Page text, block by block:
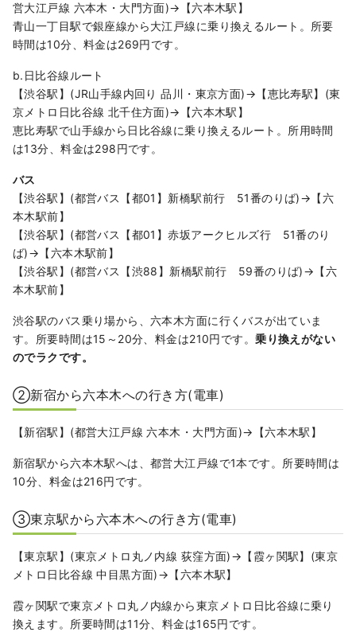
営大江戸線 六本木・大門方面)→【六本木駅】
青山一丁目駅で銀座線から大江戸線に乗り換えるルート。所要
時間は10分、料金は269円です。
b.日比谷線ルート
【渋谷駅】(JR山手線内回り 品川・東京方面)→【恵比寿駅】(東
京メトロ日比谷線 北千住方面)→【六本木駅】
恵比寿駅で山手線から日比谷線に乗り換えるルート。所用時間
は13分、料金は298円です。
バス
【渋谷駅】(都営バス【都01】新橋駅前行 51番のりば)→【六
本木駅前】
【渋谷駅】(都営バス【都01】赤坂アークヒルズ行 51番のり
ば)→【六本木駅前】
【渋谷駅】(都営バス【渋88】新橋駅前行 59番のりば)→【六
本木駅前】
渋谷駅のバス乗り場から、六本木方面に行くバスが出ていま
す。所要時間は15～20分、料金は210円です。乗り換えがない
のでラクです。
②新宿から六本木への行き方(電車)
【新宿駅】(都営大江戸線 六本木・大門方面)→【六本木駅】
新宿駅から六本木駅へは、都営大江戸線で1本です。所要時間は
10分、料金は216円です。
③東京駅から六本木への行き方(電車)
【東京駅】(東京メトロ丸ノ内線 荻窪方面)→【霞ヶ関駅】(東京
メトロ日比谷線 中目黒方面)→【六本木駅】
霞ヶ関駅で東京メトロ丸ノ内線から東京メトロ日比谷線に乗り
換えます。所要時間は11分、料金は165円です。